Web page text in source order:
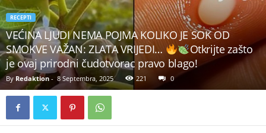
RECEPTI
VEĆINA LJUDI NEMA POJMA KOLIKO JE SOK OD
SMOKVE VAŽAN: ZLATA VRIJEDI…
Otkrijte zašto
je ovaj prirodni čudotvorac pravo blago!
By Redaktion - 8 Septembra, 2025 221 0